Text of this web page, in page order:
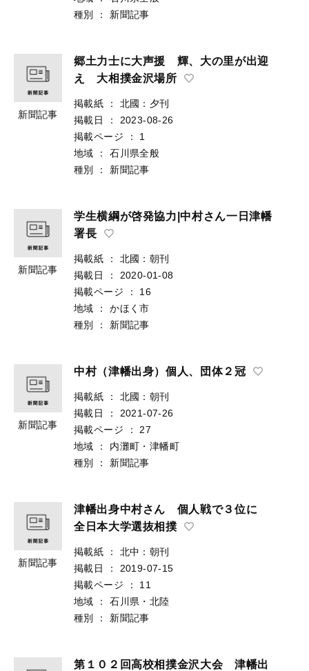
種別
： 新聞記事
新聞記事
郷土力士に大声援 輝、大の里が出迎
え 大相撲金沢場所
掲載紙 ：
北國：夕刊
掲載日
：
2023-08-26
掲載ページ
：
1
地域
：
石川県全般
種別
： 新聞記事
新聞記事
学生横綱が啓発協力|中村さん一日津幡
署長
掲載紙 ：
北國：朝刊
掲載日
：
2020-01-08
掲載ページ
：
16
地域
：
かほく市
種別
： 新聞記事
新聞記事
中村（津幡出身）個人、団体２冠
掲載紙 ：
北國：朝刊
掲載日
：
2021-07-26
掲載ページ
：
27
地域
：
内灘町・津幡町
種別
： 新聞記事
新聞記事
津幡出身中村さん 個人戦で３位に
全日本大学選抜相撲
掲載紙 ：
北中：朝刊
掲載日
：
2019-07-15
掲載ページ
：
11
地域
：
石川県・北陸
種別
： 新聞記事
第１０２回高校相撲金沢大会 津幡出